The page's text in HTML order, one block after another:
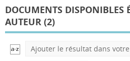
DOCUMENTS DISPONIBLES
AUTEUR (2)
Ajouter le résultat dans